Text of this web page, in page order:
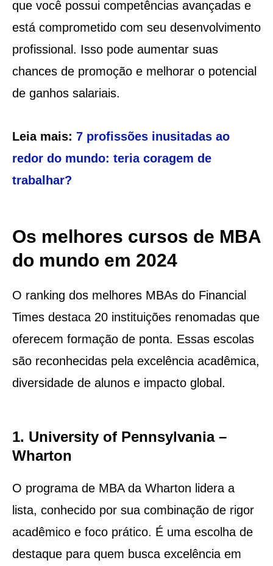
que você possui competências avançadas e
está comprometido com seu desenvolvimento
profissional. Isso pode aumentar suas
chances de promoção e melhorar o potencial
de ganhos salariais.
Leia mais: 7 profissões inusitadas ao
redor do mundo: teria coragem de
trabalhar?
Os melhores cursos de MBA
do mundo em 2024
O ranking dos melhores MBAs do Financial
Times destaca 20 instituições renomadas que
oferecem formação de ponta. Essas escolas
são reconhecidas pela excelência acadêmica,
diversidade de alunos e impacto global.
1. University of Pennsylvania –
Wharton
O programa de MBA da Wharton lidera a
lista, conhecido por sua combinação de rigor
acadêmico e foco prático. É uma escolha de
destaque para quem busca excelência em